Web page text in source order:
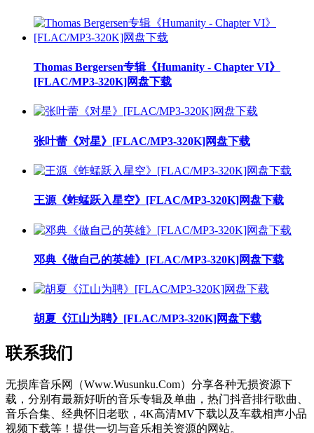
Thomas Bergersen专辑《Humanity - Chapter VI》
[FLAC/MP3-320K]网盘下载
张叶蕾《对星》[FLAC/MP3-320K]网盘下载
王源《蚱蜢跃入星空》[FLAC/MP3-320K]网盘下载
邓典《做自己的英雄》[FLAC/MP3-320K]网盘下载
胡夏《江山为聘》[FLAC/MP3-320K]网盘下载
联系我们
无损库音乐网（Www.Wusunku.Com）分享各种无损资源下
载，分别有最新好听的音乐专辑及单曲，热门抖音排行歌曲、
音乐合集、经典怀旧老歌，4K高清MV下载以及车载相声小品
视频下载等！提供一切与音乐相关资源的网站。